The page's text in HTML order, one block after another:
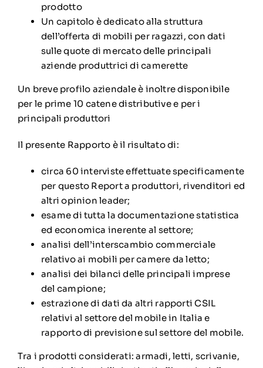
prodotto
Un capitolo è dedicato alla struttura
dell’offerta di mobili per ragazzi, con dati
sulle quote di mercato delle principali
aziende produttrici di camerette
Un breve profilo aziendale è inoltre disponibile
per le prime 10 catene distributive e per i
principali produttori
Il presente Rapporto è il risultato di:
circa 60 interviste effettuate specificamente
per questo Report a produttori, rivenditori ed
altri opinion leader;
esame di tutta la documentazione statistica
ed economica inerente al settore;
analisi dell’interscambio commerciale
relativo ai mobili per camere da letto;
analisi dei bilanci delle principali imprese
del campione;
estrazione di dati da altri rapporti CSIL
relativi al settore del mobile in Italia e
rapporto di previsione sul settore del mobile.
Tra i prodotti considerati: armadi, letti, scrivanie,